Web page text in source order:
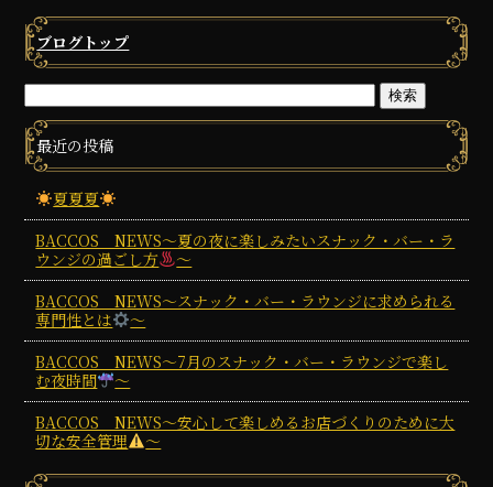
ブログトップ
最近の投稿
夏夏夏
BACCOS NEWS～夏の夜に楽しみたいスナック・バー・ラ
ウンジの過ごし方
～
BACCOS NEWS～スナック・バー・ラウンジに求められる
専門性とは
～
BACCOS NEWS～7月のスナック・バー・ラウンジで楽し
む夜時間
～
BACCOS NEWS～安心して楽しめるお店づくりのために大
切な安全管理
～